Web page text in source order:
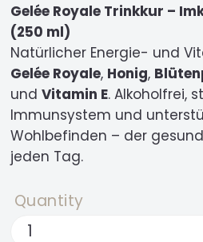
Gelée Royale Trinkkur –
(250 ml)
Natürlicher Energie- und
Gelée Royale, Honig,
und Vitamin E. Alkoholfrei,
Immunsystem und
Wohlbefinden – der
jeden Tag.
Quantity